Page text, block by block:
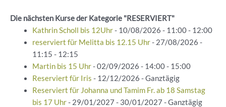
Die nächsten Kurse der Kategorie "RESERVIERT"
Kathrin Scholl bis 12Uhr- 10/08/2026 - 11:00 - 12:00
reserviert für Melitta bis 12.15 Uhr- 27/08/2026 -
11:15 - 12:15
Martin bis 15 Uhr- 02/09/2026 - 14:00 - 15:00
Reserviert für Iris - 12/12/2026 - Ganztägig
Reserviert für Johanna und Tamim Fr. ab 18 Samstag
bis 17 Uhr- 29/01/2027 - 30/01/2027 - Ganztägig